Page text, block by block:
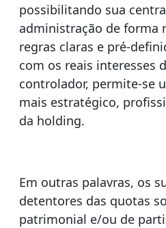
possibilitando sua
administração de forma
regras claras e pré-
com os reais interesses
controlador, permite-se
mais estratégico,
da holding.
Em outras palavras, os
detentores das quotas
patrimonial e/ou de